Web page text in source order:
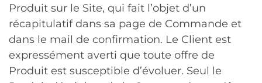
Produit sur le Site, qui fait l’objet d’un
récapitulatif dans sa page de Commande et
dans le mail de confirmation. Le Client est
expressément averti que toute offre de
Produit est susceptible d’évoluer. Seul le